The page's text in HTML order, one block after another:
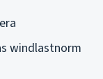
windlastnorm